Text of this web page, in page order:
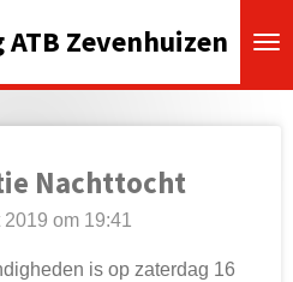
Zevenhuizen
Nachttocht
om 19:41
is op zaterdag 16